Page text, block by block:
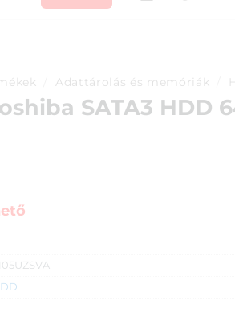
Adattárolás és memóriák
SATA3 HDD